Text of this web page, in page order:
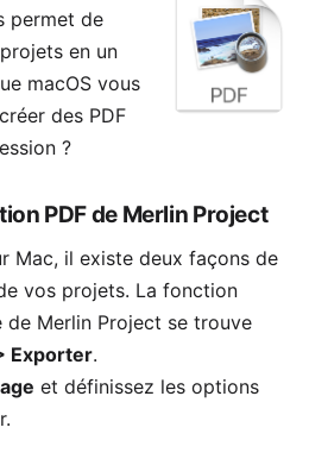
permet de
en un
macOS vous
des PDF
?
PDF de Merlin Project
Mac, il existe deux façons de
vos projets. La fonction
Merlin Project se trouve
Exporter.
et définissez les options